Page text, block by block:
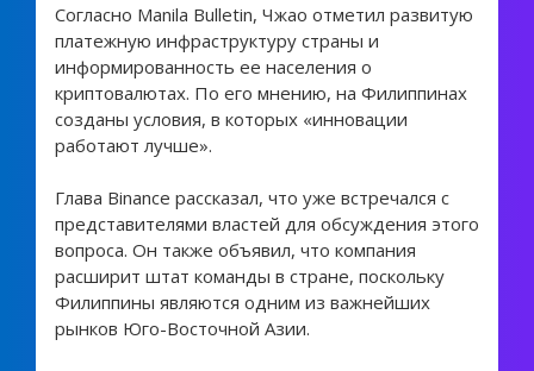
Согласно Manila Bulletin, Чжао отметил развитую
платежную инфраструктуру страны и
информированность ее населения о
криптовалютах. По его мнению, на Филиппинах
созданы условия, в которых «инновации
работают лучше».
Глава Binance рассказал, что уже встречался с
представителями властей для обсуждения этого
вопроса. Он также объявил, что компания
расширит штат команды в стране, поскольку
Филиппины являются одним из важнейших
рынков Юго-Восточной Азии.